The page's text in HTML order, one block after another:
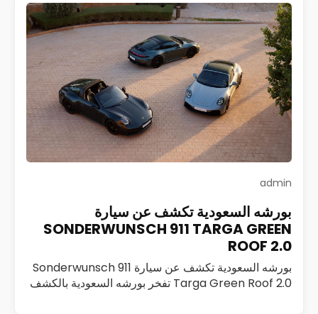
admin
بورشه السعودية تكشف عن سيارة
SONDERWUNSCH 911 TARGA GREEN
ROOF 2.0
بورشه السعودية تكشف عن سيارة Sonderwunsch 911
Targa Green Roof 2.0 تفخر بورشه السعودية بالكشف